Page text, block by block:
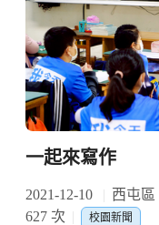
一起來寫作
2021-12-10 西屯
627 次
校園新聞